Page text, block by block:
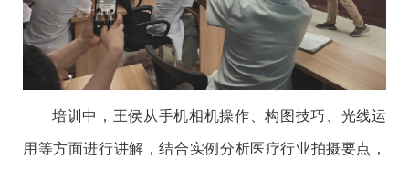
培训中，王侯从手机相机操作、构图技巧、光线运
用等方面进行讲解，结合实例分析医疗行业拍摄要点，